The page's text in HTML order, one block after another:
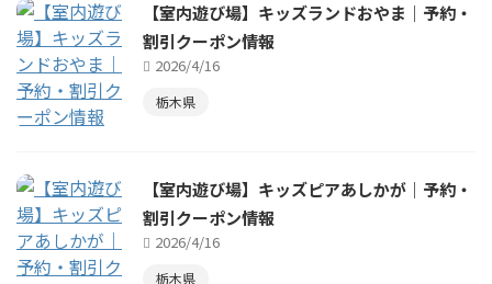
【室内遊び場】キッズランドおやま｜予約・
割引クーポン情報
2026/4/16
栃木県
【室内遊び場】キッズピアあしかが｜予約・
割引クーポン情報
2026/4/16
栃木県